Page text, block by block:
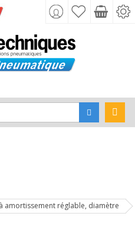
amortissement réglable, diamètre